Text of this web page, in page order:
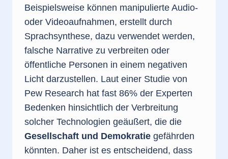
Beispielsweise können manipulierte Audio-
oder Videoaufnahmen, erstellt durch
Sprachsynthese, dazu verwendet werden,
falsche Narrative zu verbreiten oder
öffentliche Personen in einem negativen
Licht darzustellen. Laut einer Studie von
Pew Research hat fast 86% der Experten
Bedenken hinsichtlich der Verbreitung
solcher Technologien geäußert, die die
Gesellschaft und Demokratie gefährden
könnten. Daher ist es entscheidend, dass